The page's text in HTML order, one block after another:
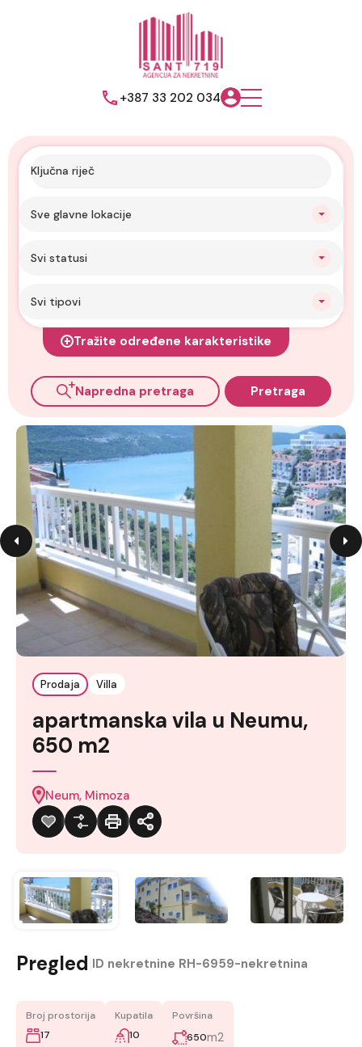
+387 33 202 034
Sve glavne lokacije
Svi statusi
Svi tipovi
Tražite određene karakteristike
Napredna pretraga Pretraga
Prodaja Villa
apartmanska vila u Neumu,
650 m2
Neum, Mimoza
Pregled ID nekretnine RH-6959-nekretnina
Broj prostorija
17
Kupatila
10
Površina
650m2